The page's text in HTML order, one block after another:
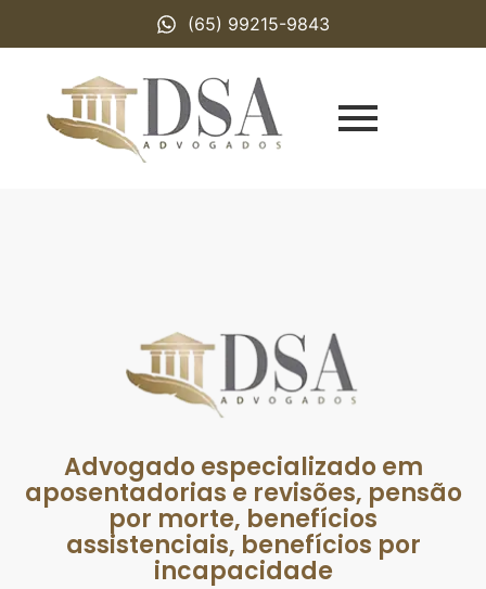
(65) 99215-9843
Advogado especializado em
aposentadorias e revisões, pensão
por morte, benefícios
assistenciais, benefícios por
incapacidade